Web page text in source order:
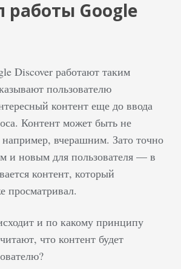
Google
Discover работают таким
пользователю
контент еще до ввода
Контент может быть не
вчерашним. Зато точно
и новым для пользователя — в
контент, который
просматривал.
и по какому принципу
что контент будет